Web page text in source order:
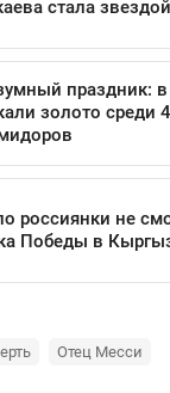
Отец Месси